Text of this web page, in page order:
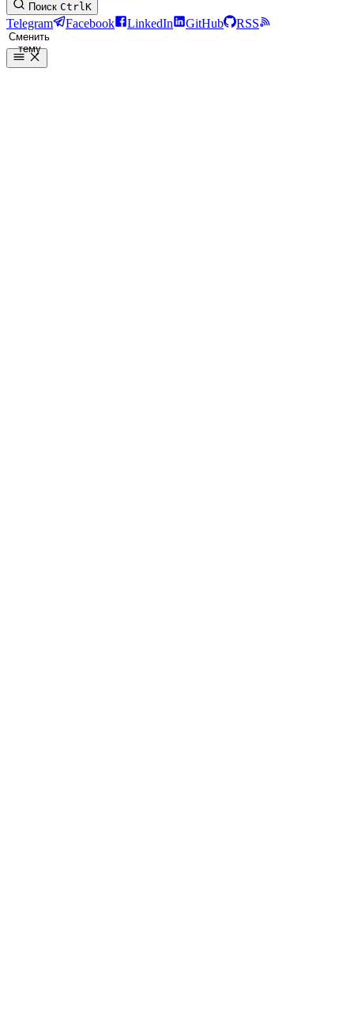
Поиск CtrlK
Telegram Facebook LinkedIn GitHub RSS
Сменить
тему